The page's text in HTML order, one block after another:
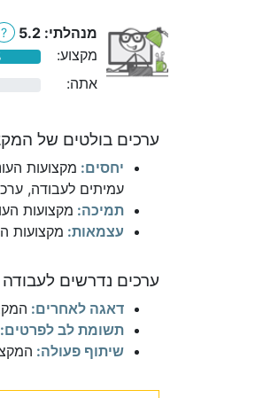
מנהלתי: 5.2 ?
מקצוע:
אתה:
ערכים בולטים של
יחסים: מקצועות
עמיתים לעבודה,
תמיכה: מקצועות
עצמאות: מקצועות
ערכים נדרשים
דאגה לאחרים:
תשומת לב לפרטים:
שיתוף פעולה: